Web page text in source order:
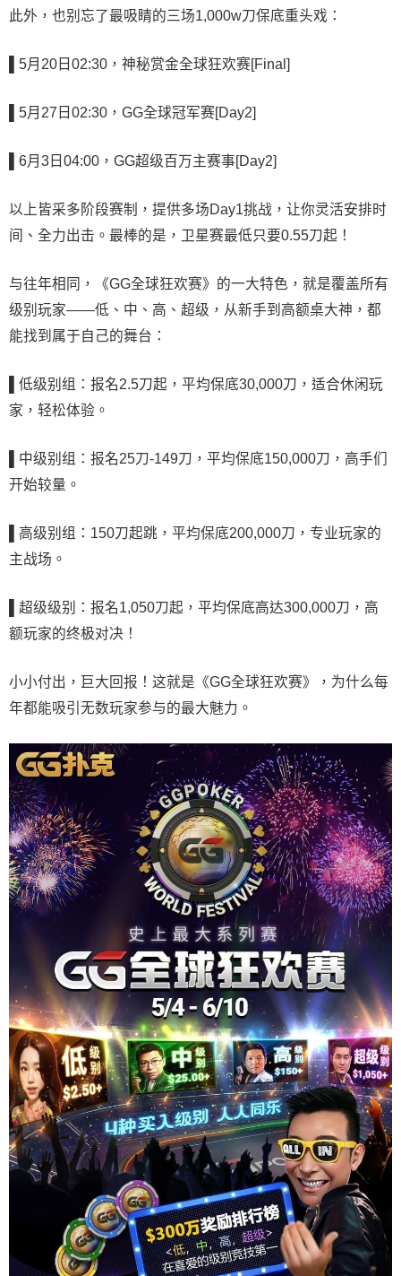
此外，也别忘了最吸睛的三场1,000w刀保底重头戏：
▌5月20日02:30，神秘赏金全球狂欢赛[Final]
▌5月27日02:30，GG全球冠军赛[Day2]
▌6月3日04:00，GG超级百万主赛事[Day2]
以上皆采多阶段赛制，提供多场Day1挑战，让你灵活安排时
间、全力出击。最棒的是，卫星赛最低只要0.55刀起！
与往年相同，《GG全球狂欢赛》的一大特色，就是覆盖所有
级别玩家——低、中、高、超级，从新手到高额桌大神，都
能找到属于自己的舞台：
▌低级别组：报名2.5刀起，平均保底30,000刀，适合休闲玩
家，轻松体验。
▌中级别组：报名25刀-149刀，平均保底150,000刀，高手们
开始较量 。
▌高级别组： 150刀起跳，平均保底200,000刀，专业玩家的
主战场 。
▌超级级别：报名1,050刀起，平均保底高达300,000刀，高
额玩家的终极对决！
小小付出，巨大回报！这就是《GG全球狂欢赛》，为什么每
年都能吸引无数玩家参与的最大魅力。